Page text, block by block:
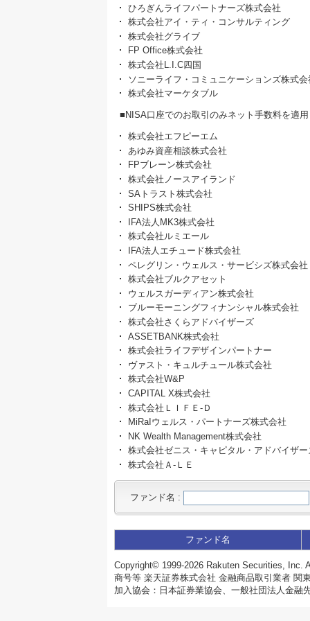
ひろぎんライフパートナーズ株式会社
株式会社アイ・ティ・コンサルティング
株式会社グライブ
FP Office株式会社
株式会社L.I.C四国
ソニーライフ・コミュニケーションズ株式会
株式会社マーケタブル
■NISA口座でのお取引のみネット手数料を適
株式会社エフピーエム
あゆみ資産相談株式会社
FPブレーン株式会社
株式会社ノースアイランド
SAトラスト株式会社
SHIPS株式会社
IFA法人MK3株式会社
株式会社ルミエール
IFA法人エチュード株式会社
ペレグリン・ウェルス・サービシズ株式会社
株式会社ブルクアセット
ウェルスガーディアン株式会社
ブルーモーニングフィナンシャル株式会社
株式会社さくらアドバイザーズ
ASSETBANK株式会社
株式会社ライフデザインパートナー
ヴァスト・キュルチュール株式会社
株式会社W&P
CAPITAL X株式会社
株式会社ＬＩＦＥ‐Ｄ
MiRaIウェルス・パートナーズ株式会社
NK Wealth Management株式会社
株式会社ゼニス・キャピタル・アドバイザー
株式会社Ａ‐ＬＥ
ファンド名 :
ファンド名
Copyright© 1999-2026 Rakuten Securities, Inc.
商号等 楽天証券株式会社 金融商品取引業者 関
加入協会：日本証券業協会、一般社団法人金融